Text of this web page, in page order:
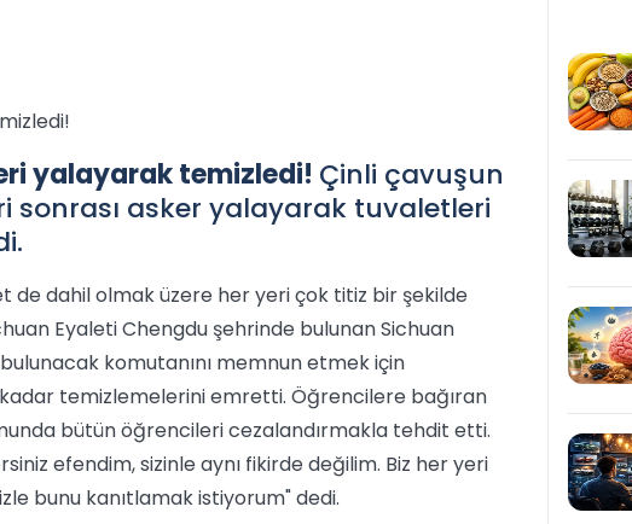
yalayarak temizledi! Çinli çavuşun
sonrası asker yalayarak tuvaletleri
de dahil olmak üzere her yeri çok titiz bir şekilde
Eyaleti Chengdu şehrinde bulunan Sichuan
komutanını memnun etmek için
temizlemelerini emretti. Öğrencilere bağıran
bütün öğrencileri cezalandırmakla tehdit etti.
efendim, sizinle aynı fikirde değilim. Biz her yeri
bunu kanıtlamak istiyorum" dedi.